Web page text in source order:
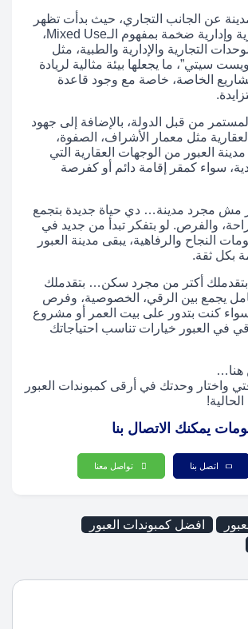
عن الجانب التجاري، حيث بدأت تظهر
فيها مشاريع تجارية وإدارية ضخمة بمفهوم الـMixed Use،
التجارية والإدارية والطبية، مثل
سيتي”، ما يجعلها بيئة مثالية لريادة
الخاصة، خاصة مع وجود قاعدة
من قبل الدولة، بالإضافة إلى جهود
مثل معمار الأشراف، الصفوة،
العبور من الوجهات العقارية التي
سواء كمقر إقامة دائم أو كفرصة
مش مجرد مدينة… دي حياة جديدة بتجمع
والفرص. لو بتفكر تبدأ من جديد في
النجاح والرفاهية، يبقى مدينة العبور
بكل ثقة.
بتقدملك أكتر من مجرد سكن… بتقدملك
يجمع بين الرقي، الخصوصية، وفرص
سواء كنت بتدور على بيت العمر أو مشروع
في العبور خيارات تناسب احتياجاتك
هنا…
واختار وحدتك في أرقى كمبوندات العبور
يمكنك الاتصال بنا
اتصل بنا تواصل معنا
افضل كمبوندات العبور